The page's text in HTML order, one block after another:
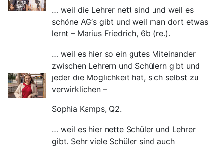
… weil die Lehrer nett sind und weil es
schöne AG‘s gibt und weil man dort etwas
lernt – Marius Friedrich, 6b (re.).
… weil es hier so ein gutes Miteinander
zwischen Lehrern und Schülern gibt und
jeder die Möglichkeit hat, sich selbst zu
verwirklichen –
Sophia Kamps, Q2.
… weil es hier nette Schüler und Lehrer
gibt. Sehr viele Schüler sind auch